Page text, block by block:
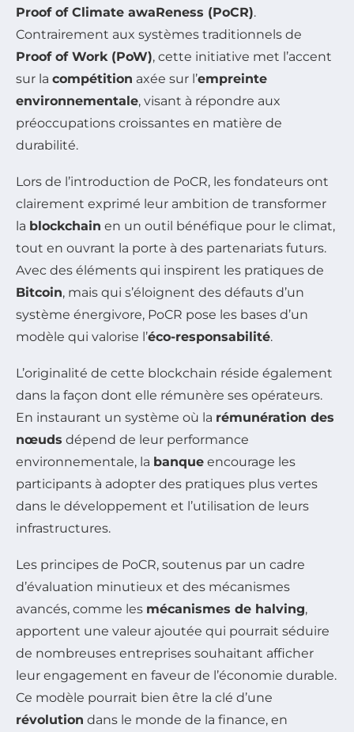
Proof of Climate awaReness (PoCR).
Contrairement aux systèmes traditionnels de
Proof of Work (PoW), cette initiative met l’accent
sur la compétition axée sur l’empreinte
environnementale, visant à répondre aux
préoccupations croissantes en matière de
durabilité.
Lors de l’introduction de PoCR, les fondateurs ont
clairement exprimé leur ambition de transformer
la blockchain en un outil bénéfique pour le climat,
tout en ouvrant la porte à des partenariats futurs.
Avec des éléments qui inspirent les pratiques de
Bitcoin, mais qui s’éloignent des défauts d’un
système énergivore, PoCR pose les bases d’un
modèle qui valorise l’éco-responsabilité.
L’originalité de cette blockchain réside également
dans la façon dont elle rémunère ses opérateurs.
En instaurant un système où la rémunération des
nœuds dépend de leur performance
environnementale, la banque encourage les
participants à adopter des pratiques plus vertes
dans le développement et l’utilisation de leurs
infrastructures.
Les principes de PoCR, soutenus par un cadre
d’évaluation minutieux et des mécanismes
avancés, comme les mécanismes de halving,
apportent une valeur ajoutée qui pourrait séduire
de nombreuses entreprises souhaitant afficher
leur engagement en faveur de l’économie durable.
Ce modèle pourrait bien être la clé d’une
révolution dans le monde de la finance, en